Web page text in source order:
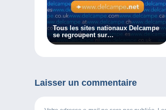
Tous les sites nationaux Delcampe
se regroupent sur
www.delcampe.net
Laisser un commentaire